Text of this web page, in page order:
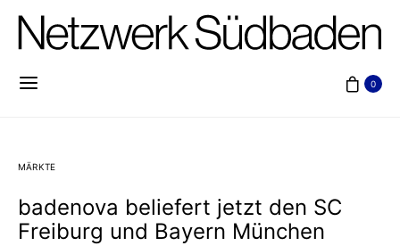
0
MÄRKTE
badenova beliefert jetzt den SC
Freiburg und Bayern München